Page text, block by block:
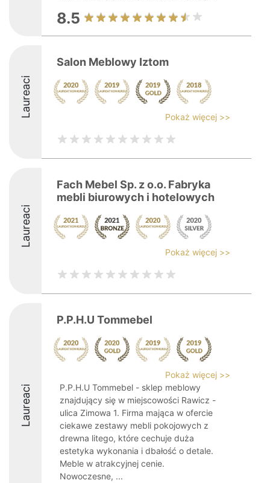
8.5
Laureaci
Salon Meblowy Iztom
Pokaż więcej >>
Laureaci
Fach Mebel Sp. z o.o. Fabryka
mebli biurowych i hotelowych
Pokaż więcej >>
Laureaci
P.P.H.U Tommebel
Pokaż więcej >>
P.P.H.U Tommebel - sklep meblowy
znajdujący się w miejscowości Rawicz -
ulica Zimowa 1. Firma mająca w ofercie
ciekawe zestawy mebli pokojowych z
drewna litego, które cechuje duża
estetyka wykonania i dbałość o detale.
Meble w atrakcyjnej cenie.
Nowoczesne, ...